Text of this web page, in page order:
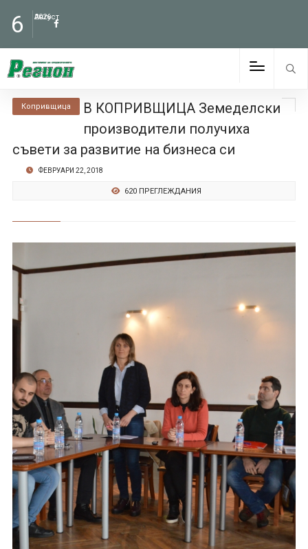
6 Август
2026
Копривщица
В КОПРИВЩИЦА Земеделски
производители получиха
съвети за развитие на бизнеса си
ФЕВРУАРИ 22, 2018
620 ПРЕГЛЕЖДАНИЯ